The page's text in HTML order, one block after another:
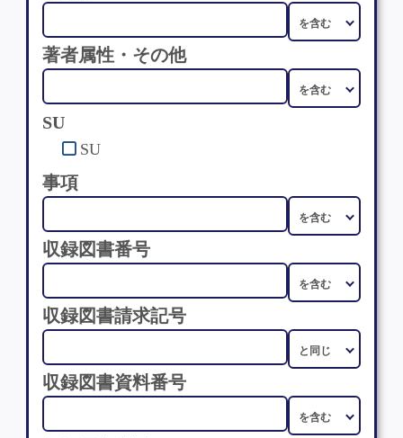
著者属性・その他
SU
SU
事項
収録図書番号
収録図書請求記号
収録図書資料番号